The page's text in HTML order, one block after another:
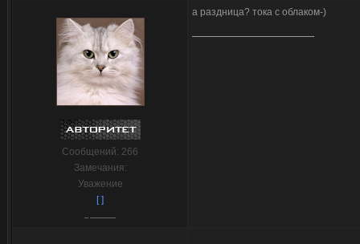
Сообщений: 266
Замечания:
Уважение
[ ]
а раздница? тока с облаком-)